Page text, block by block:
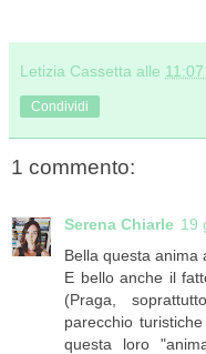
Letizia Cassetta alle 11:07
Condividi
1 commento:
Serena Chiarle 19
Bella questa anima
E bello anche il
(Praga,
parecchio
questa loro